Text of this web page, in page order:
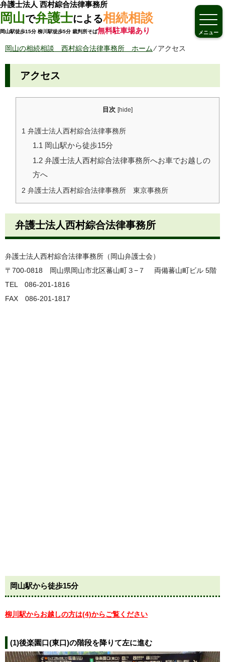
弁護士法人 西村綜合法律事務所
岡山で弁護士による相続相談
岡山駅徒歩15分 柳川駅徒歩5分 裁判所そば無料駐車場あり
岡山の相続相談 西村綜合法律事務所 ホーム⁄アクセス
アクセス
目次 [hide]
1 弁護士法人西村綜合法律事務所
1.1 岡山駅から徒歩15分
1.2 弁護士法人西村綜合法律事務所へお車でお越しの
方へ
2 弁護士法人西村綜合法律事務所 東京事務所
弁護士法人西村綜合法律事務所
弁護士法人西村綜合法律事務所（岡山弁護士会）
〒700-0818 岡山県岡山市北区蕃山町３−７ 両備蕃山町ビル 5階
TEL 086-201-1816
FAX 086-201-1817
岡山駅から徒歩15分
柳川駅からお越しの方は(4)からご覧ください
(1)後楽園口(東口)の階段を降りて左に進む
メニュー